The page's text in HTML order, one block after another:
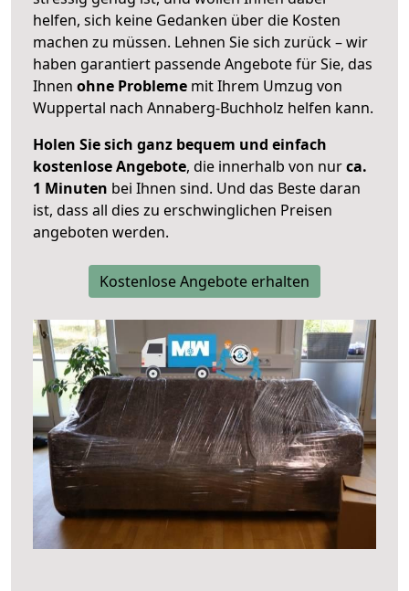
helfen, sich keine Gedanken über die Kosten
machen zu müssen. Lehnen Sie sich zurück – wir
haben garantiert passende Angebote für Sie, das
Ihnen ohne Probleme mit Ihrem Umzug von
Wuppertal nach Annaberg-Buchholz helfen kann.
Holen Sie sich ganz bequem und einfach
kostenlose Angebote, die innerhalb von nurca.
1 Minuten bei Ihnen sind. Und das Beste daran
ist, dass all dies zu erschwinglichen Preisen
angeboten werden.
Kostenlose Angebote erhalten